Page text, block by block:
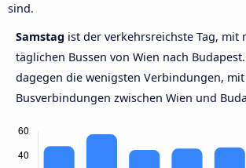
sind.
Samstag ist der verkehrsreichste Tag, mit
täglichen Bussen von Wien nach Budapest.
dagegen die wenigsten Verbindungen,
Busverbindungen zwischen Wien und